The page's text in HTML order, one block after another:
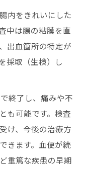
内をきれいにした
中は腸の粘膜を直
出血箇所の特定が
採取（生検）し
終了し、痛みや不
も可能です。検査
け、今後の治療方
きます。血便が続
重篤な疾患の早期